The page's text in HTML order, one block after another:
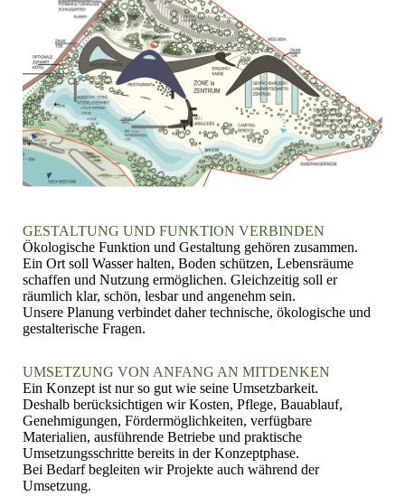
GESTALTUNG UND FUNKTION VERBINDEN
Ökologische Funktion und Gestaltung gehören zusammen.
Ein Ort soll Wasser halten, Boden schützen, Lebensräume
schaffen und Nutzung ermöglichen. Gleichzeitig soll er
räumlich klar, schön, lesbar und angenehm sein.
Unsere Planung verbindet daher technische, ökologische und
gestalterische Fragen.
UMSETZUNG VON ANFANG AN MITDENKEN
Ein Konzept ist nur so gut wie seine Umsetzbarkeit.
Deshalb berücksichtigen wir Kosten, Pflege, Bauablauf,
Genehmigungen, Fördermöglichkeiten, verfügbare
Materialien, ausführende Betriebe und praktische
Umsetzungsschritte bereits in der Konzeptphase.
Bei Bedarf begleiten wir Projekte auch während der
Umsetzung.